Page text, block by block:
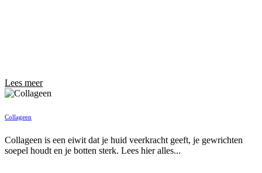
Lees meer
Collageen
Collageen is een eiwit dat je huid veerkracht geeft, je gewrichten
soepel houdt en je botten sterk. Lees hier alles...